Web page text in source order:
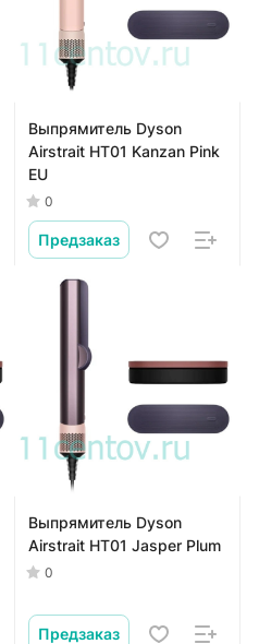
Выпрямитель Dyson
Airstrait HT01 Kanzan Pink
EU
0
Предзаказ
Выпрямитель Dyson
Airstrait HT01 Jasper Plum
0
Предзаказ